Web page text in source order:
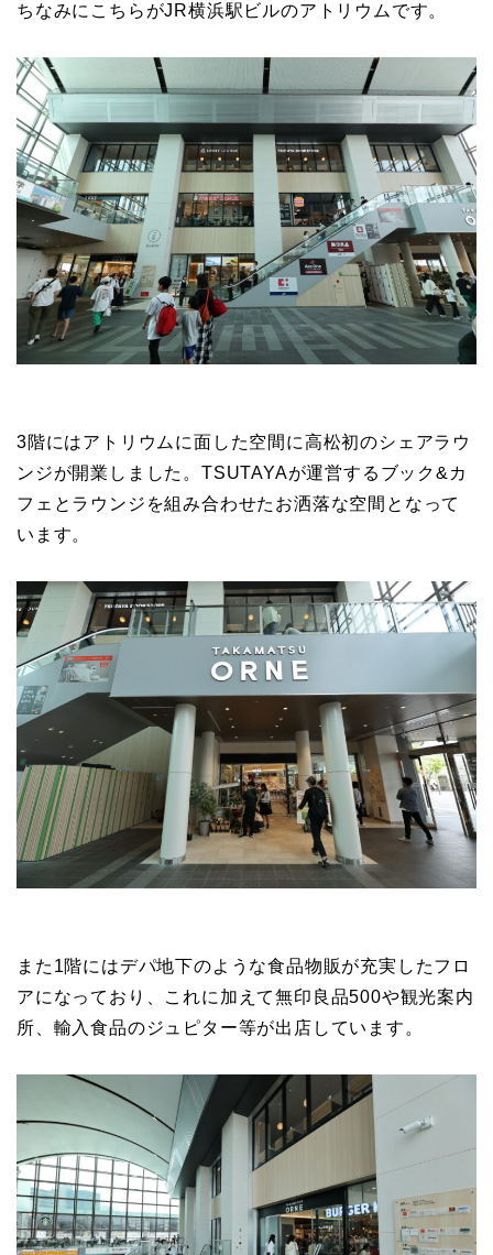
ちなみにこちらがJR横浜駅ビルのアトリウムです。
3階にはアトリウムに面した空間に高松初のシェアラウ
ンジが開業しました。TSUTAYAが運営するブック&カ
フェとラウンジを組み合わせたお洒落な空間となって
います。
また1階にはデパ地下のような食品物販が充実したフロ
アになっており、これに加えて無印良品500や観光案内
所、輸入食品のジュピター等が出店しています。